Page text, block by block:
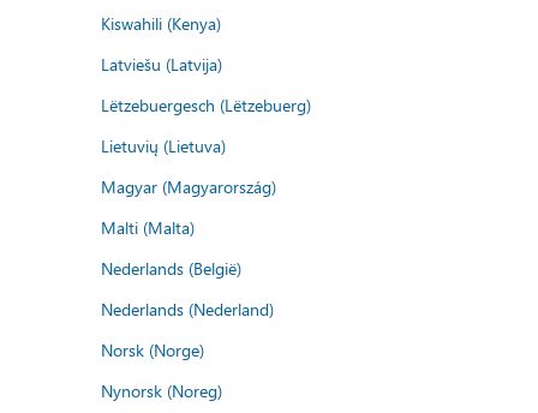
Kiswahili (Kenya)
Latviešu (Latvija)
Lëtzebuergesch (Lëtzebuerg)
Lietuvių (Lietuva)
Magyar (Magyarország)
Malti (Malta)
Nederlands (België)
Nederlands (Nederland)
Norsk (Norge)
Nynorsk (Noreg)